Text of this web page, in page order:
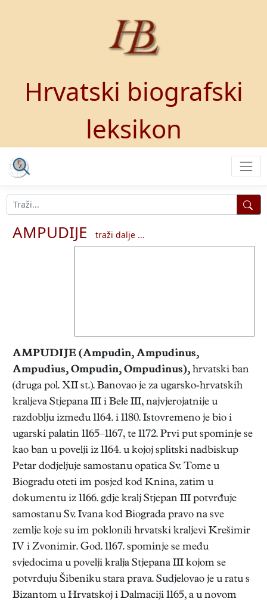
Hrvatski biografski
leksikon
AMPUDIJE traži dalje ...
AMPUDIJE (Ampudin, Ampudinus,
Ampudius, Ompudin, Ompudinus), hrvatski ban
(druga pol. XII st.). Banovao je za ugarsko-hrvatskih
kraljeva Stjepana III i Bele III, najvjerojatnije u
razdoblju između 1164. i 1180. Istovremeno je bio i
ugarski palatin 1165–1167, te 1172. Prvi put spominje se
kao ban u povelji iz 1164. u kojoj splitski nadbiskup
Petar dodjeljuje samostanu opatica Sv. Tome u
Biogradu oteti im posjed kod Knina, zatim u
dokumentu iz 1166. gdje kralj Stjepan III potvrđuje
samostanu Sv. Ivana kod Biograda pravo na sve
zemlje koje su im poklonili hrvatski kraljevi Krešimir
IV i Zvonimir. God. 1167. spominje se među
svjedocima u povelji kralja Stjepana III kojom se
potvrđuju Šibeniku stara prava. Sudjelovao je u ratu s
Bizantom u Hrvatskoj i Dalmaciji 1165, a u novom